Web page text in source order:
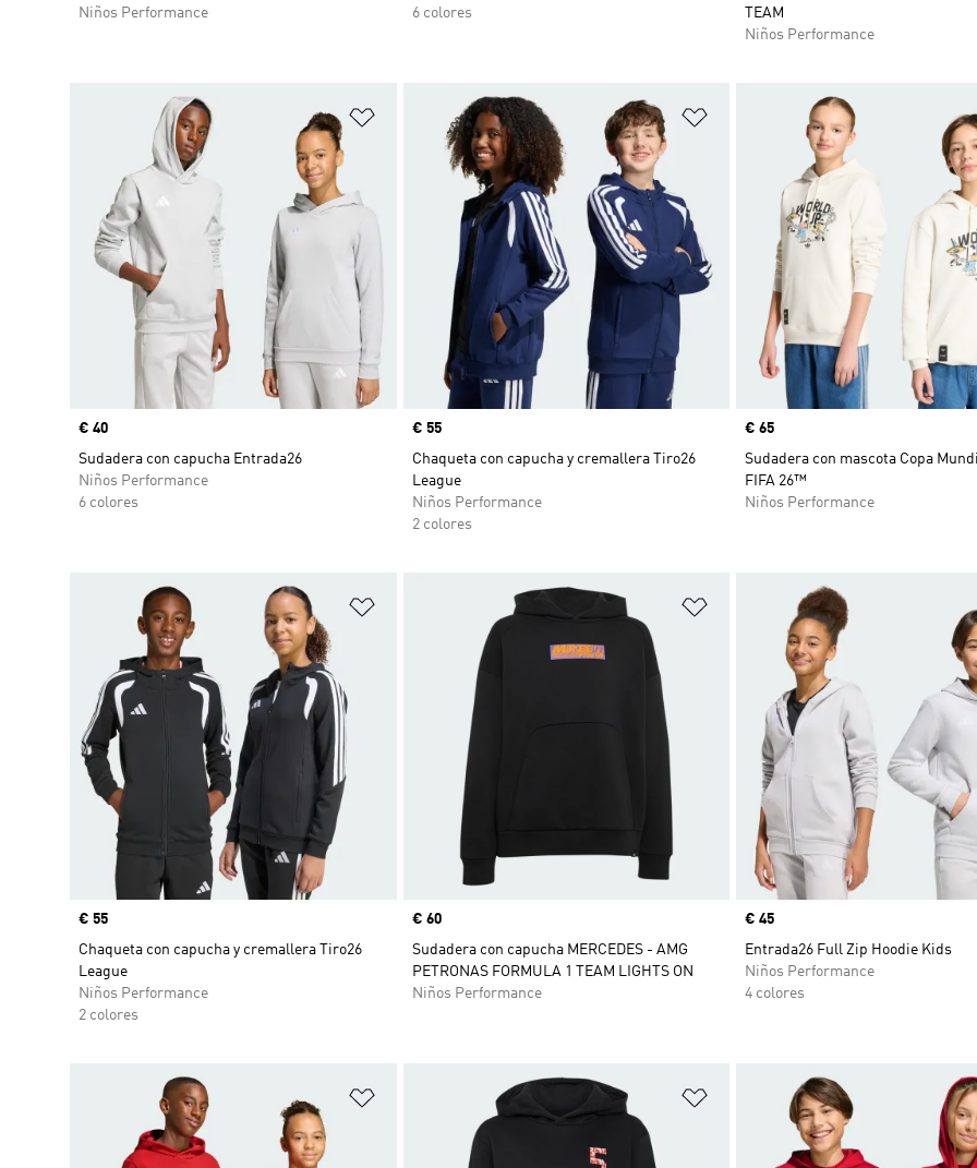
Niños Performance
6 colores
TEAM
Niños Performance
Añadir a la lista de deseos
Precio
€ 40
Sudadera con capucha Entrada26
Niños Performance
6 colores
Añadir a la lista de deseos
Precio
€ 55
Chaqueta con capucha y cremallera Tiro26
League
Niños Performance
2 colores
Precio
€ 65
Sudadera con mascota Copa
FIFA 26™
Niños Performance
Añadir a la lista de deseos
Precio
€ 55
Chaqueta con capucha y cremallera Tiro26
League
Niños Performance
2 colores
Añadir a la lista de deseos
Precio
€ 60
Sudadera con capucha MERCEDES - AMG
PETRONAS FORMULA 1 TEAM LIGHTS ON
Niños Performance
Precio
€ 45
Entrada26 Full Zip Hoodie Kids
Niños Performance
4 colores
Añadir a la lista de deseos Añadir a la lista de deseos